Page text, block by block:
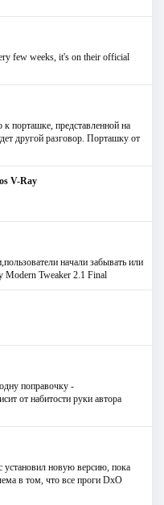
few weeks, it's on their official
порташке, представленной на
другой разговор. Порташку от
V-Ray
начали забывать или
Modern Tweaker 2.1 Final
поправочку -
от набитости руки автора
установил новую версию, пока
в том, что все проги DxO